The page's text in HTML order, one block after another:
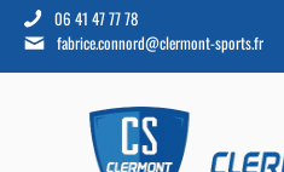
06 41 47 77 78
fabrice.connord@clermont-sports.fr